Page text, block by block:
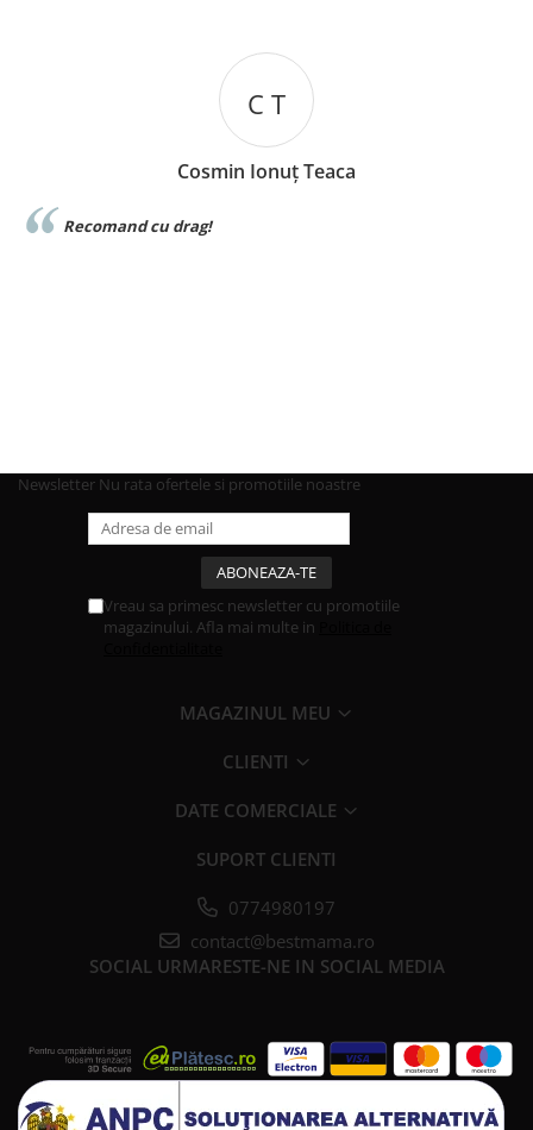
C T
Cosmin Ionuț Teaca
Recomand cu drag!
Newsletter Nu rata ofertele si promotiile noastre
Vreau sa primesc newsletter cu promotiile
magazinului. Afla mai multe in
MAGAZINUL MEU
CLIENTI
DATE COMERCIALE
SUPORT CLIENTI
0774980197
contact@bestmama.ro
SOCIAL URMARESTE-NE IN SOCIAL MEDIA